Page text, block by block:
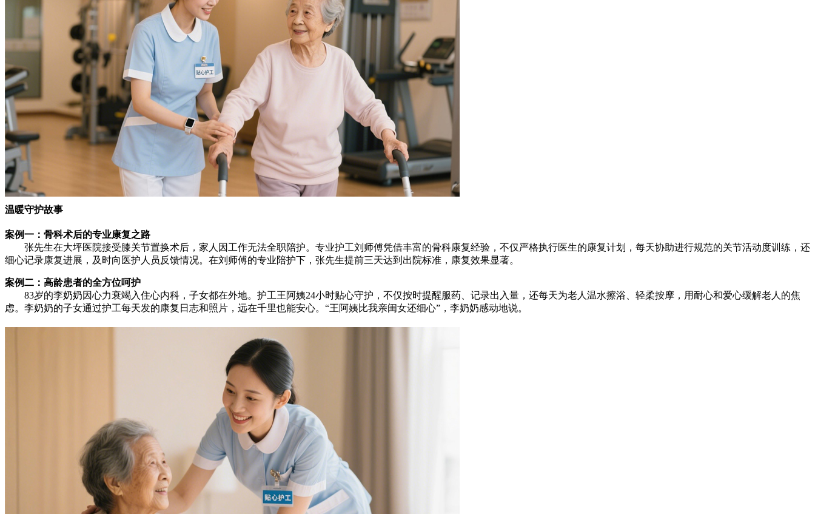
温暖守护故事
案例一：骨科术后的专业康复之路
张先生在大坪医院接受膝关节置换术后，家人因工作无法全职陪护。专业护工刘师傅凭借丰富的骨科康复经验，不仅严格执行医生的康复计划，每天协助进行规范的关节活动度训练，还
细心记录康复进展，及时向医护人员反馈情况。在刘师傅的专业陪护下，张先生提前三天达到出院标准，康复效果显著。
案例二：高龄患者的全方位呵护
83岁的李奶奶因心力衰竭入住心内科，子女都在外地。护工王阿姨24小时贴心守护，不仅按时提醒服药、记录出入量，还每天为老人温水擦浴、轻柔按摩，用耐心和爱心缓解老人的焦
虑。李奶奶的子女通过护工每天发的康复日志和照片，远在千里也能安心。“王阿姨比我亲闺女还细心”，李奶奶感动地说。